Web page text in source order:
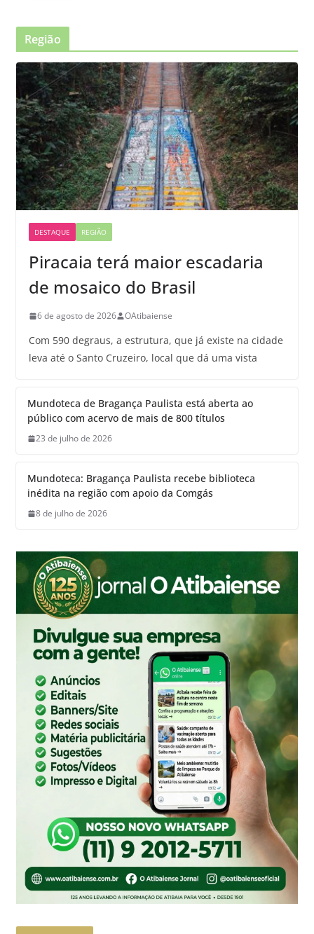
Região
DESTAQUE REGIÃO
Piracaia terá maior escadaria
de mosaico do Brasil
6 de agosto de 2026 OAtibaiense
Com 590 degraus, a estrutura, que já existe na cidade
leva até o Santo Cruzeiro, local que dá uma vista
Mundoteca de Bragança Paulista está aberta ao
público com acervo de mais de 800 títulos
23 de julho de 2026
Mundoteca: Bragança Paulista recebe biblioteca
inédita na região com apoio da Comgás
8 de julho de 2026